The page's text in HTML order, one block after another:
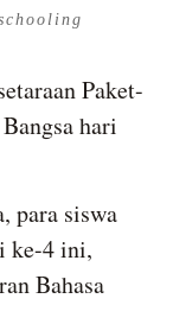
Paket-
hari
para siswa
ke-4 ini,
Bahasa